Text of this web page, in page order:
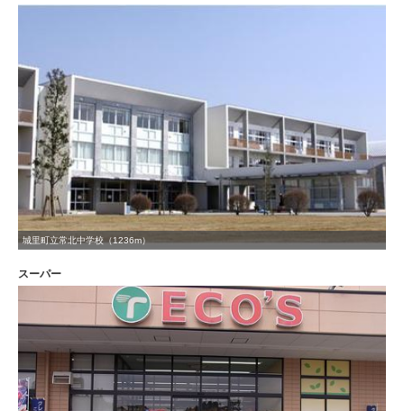
城里町立常北中学校（1236m）
スーパー